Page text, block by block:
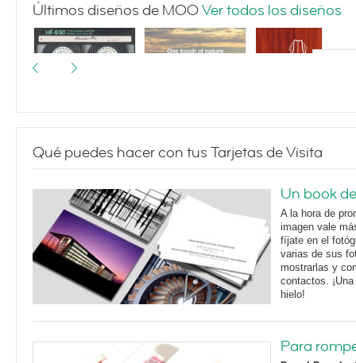
Últimos diseños de MOOVer todos los diseños
I made you a
mixtape
Landscapes Violin Silhouette
Qué puedes hacer con tus Tarjetas de Visita
Un book
A la hora de
imagen vale
fíjate en el
varias de sus
mostrarlas y
contactos.
hielo!
Para